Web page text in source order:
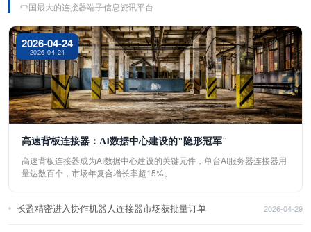
中国最大的连接器端子信息资讯平台
2026-04-24
2026-04-24
高速背板连接器：AI数据中心建设的"隐形冠军"
高速背板连接器成为AI数据中心建设的关键元件，单台AI服务器连接器用
量达数百个，市场年复合增长率超15%。
长盈精密进入协作机器人连接器市场获批量订单 2026-04-29